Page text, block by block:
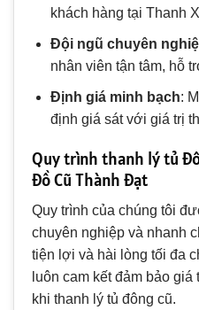
khách hàng tại Thanh
Đội ngũ chuyên
nhân viên tận tâm, hỗ
Định giá minh bạch:
định giá sát với giá trị
Quy trình thanh lý tủ
Đồ Cũ Thành Đạt
Quy trình của chúng tôi
chuyên nghiệp và nhanh
tiện lợi và hài lòng tối đa
luôn cam kết đảm bảo
khi thanh lý tủ đông cũ.